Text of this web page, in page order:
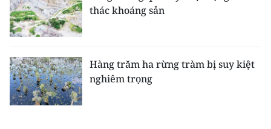
thác khoáng sản
Hàng trăm ha rừng tràm bị suy kiệt
nghiêm trọng